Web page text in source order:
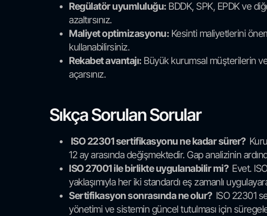
Regülatör uyumluluğu: BDDK, SPK, EPDK ve
azaltırsınız.
Maliyet optimizasyonu: Kesinti maliyetlerini
kullanabilirsiniz.
Rekabet avantajı: Büyük kurumsal müşterilerin ve
açarsınız.
Sıkça Sorulan Sorular
ISO 22301 sertifikasyonu ne kadar sürer?
12 ay arasında değişmektedir. Gap analizinin
ISO 27001 ile birlikte uygulanabilir mi? Evet.
yaklaşımıyla her iki standardı eş zamanlı
Sertifikasyon sonrasında ne olur? ISO 22301
yönetimi ve sistemin güncel tutulması için